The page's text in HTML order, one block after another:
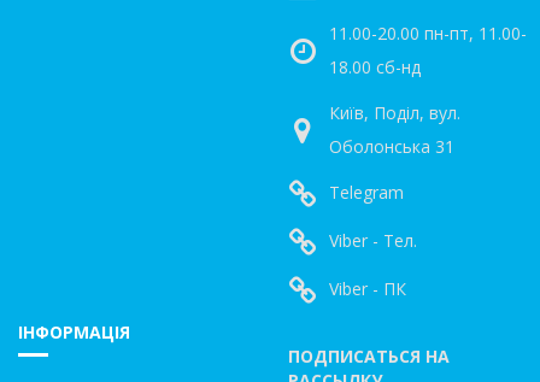
11.00-20.00 пн-пт, 11.00-
18.00 сб-нд
Київ, Поділ, вул.
Оболонська 31
Telegram
Viber - Тел.
Viber - ПК
ІНФОРМАЦІЯ
ПОДПИСАТЬСЯ НА